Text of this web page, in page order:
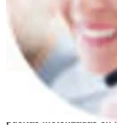
Persianas
batientes, Puertas
de cristal, Sistemas
peatonales,
frecuencia,
Servicio
puertas motorizadas en